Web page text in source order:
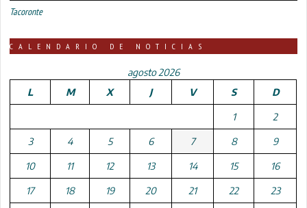
Tacoronte
CALENDARIO DE NOTICIAS
agosto 2026
L
M X J V S D
1 2
3 4 5 6 7 8 9
10 11 12 13 14 15 16
17 18 19 20 21 22 23